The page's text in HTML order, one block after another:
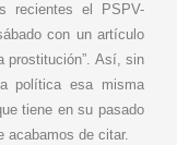
recientes el PSPV-
con un artículo
prostitución”. Así, sin
política esa misma
tiene en su pasado
acabamos de citar.